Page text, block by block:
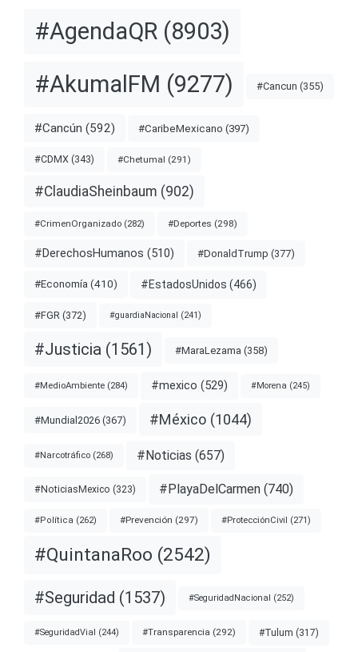
#AgendaQR (8903)
#AkumalFM (9277) #Cancun (355)
#Cancún (592) #CaribeMexicano (397)
#CDMX (343) #Chetumal (291)
#ClaudiaSheinbaum (902)
#CrimenOrganizado (282) #Deportes (298)
#DerechosHumanos (510) #DonaldTrump (377)
#Economía (410) #EstadosUnidos (466)
#FGR (372) #guardiaNacional (241)
#Justicia (1561) #MaraLezama (358)
#MedioAmbiente (284) #mexico (529) #Morena (245)
#Mundial2026 (367) #México (1044)
#Narcotráfico (268) #Noticias (657)
#NoticiasMexico (323) #PlayaDelCarmen (740)
#Política (262) #Prevención (297) #ProtecciónCivil (271)
#QuintanaRoo (2542)
#Seguridad (1537) #SeguridadNacional (252)
#SeguridadVial (244) #Transparencia (292) #Tulum (317)